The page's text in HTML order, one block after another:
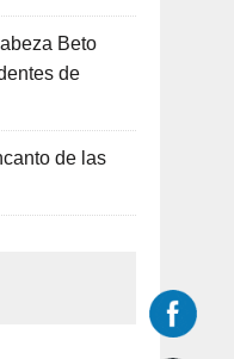
Beto
de
de las